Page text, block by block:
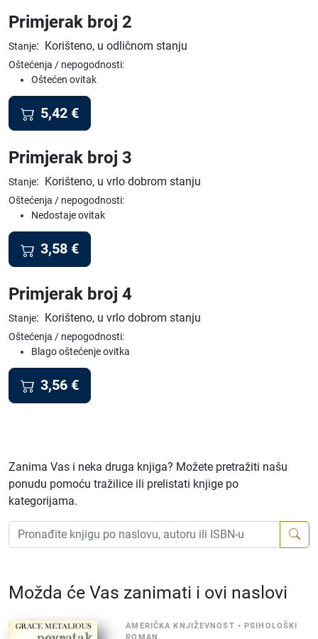
Primjerak broj 2
Stanje: Korišteno, u odličnom stanju
Oštećenja / nepogodnosti:
Oštećen ovitak
5,42 €
Primjerak broj 3
Stanje: Korišteno, u vrlo dobrom stanju
Oštećenja / nepogodnosti:
Nedostaje ovitak
3,58 €
Primjerak broj 4
Stanje: Korišteno, u vrlo dobrom stanju
Oštećenja / nepogodnosti:
Blago oštećenje ovitka
3,56 €
Zanima Vas i neka druga knjiga? Možete pretražiti našu
ponudu pomoću tražilice ili prelistati knjige po
kategorijama.
Možda će Vas zanimati i ovi naslovi
AMERIČKA KNJIŽEVNOST •PSIHOLOŠKI
ROMAN